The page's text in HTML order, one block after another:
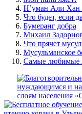
Н’уман Али Хан
Что будет, если
Бумеранг добра
Михаил
Что прячет
Мусульманское
Самые любимые